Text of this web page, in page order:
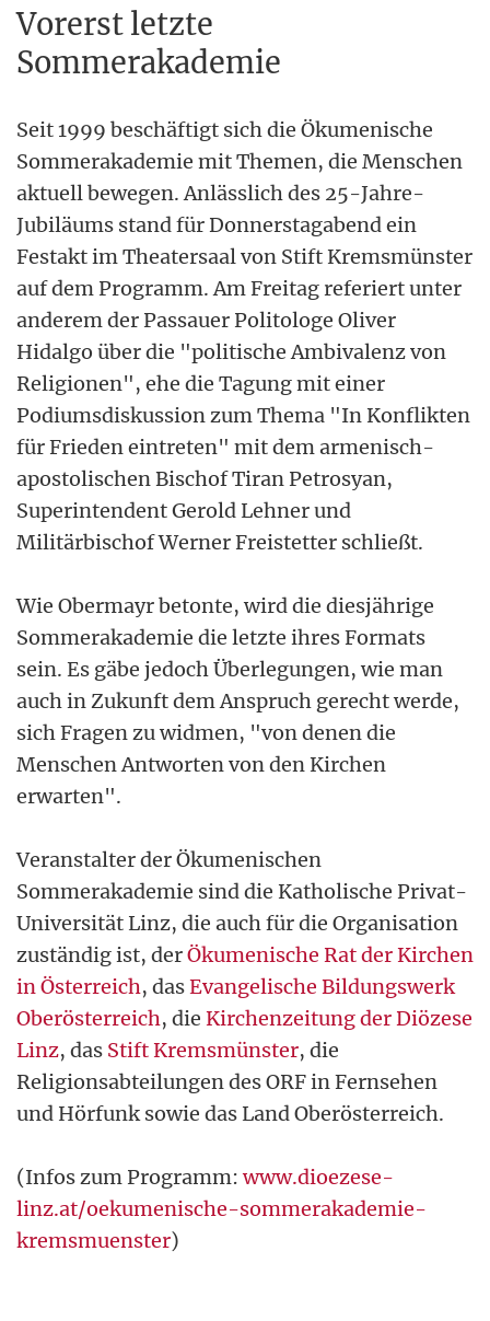
Vorerst letzte
Sommerakademie
Seit 1999 beschäftigt sich die Ökumenische
Sommerakademie mit Themen, die Menschen
aktuell bewegen. Anlässlich des 25-Jahre-
Jubiläums stand für Donnerstagabend ein
Festakt im Theatersaal von Stift Kremsmünster
auf dem Programm. Am Freitag referiert unter
anderem der Passauer Politologe Oliver
Hidalgo über die "politische Ambivalenz von
Religionen", ehe die Tagung mit einer
Podiumsdiskussion zum Thema "In Konflikten
für Frieden eintreten" mit dem armenisch-
apostolischen Bischof Tiran Petrosyan,
Superintendent Gerold Lehner und
Militärbischof Werner Freistetter schließt.
Wie Obermayr betonte, wird die diesjährige
Sommerakademie die letzte ihres Formats
sein. Es gäbe jedoch Überlegungen, wie man
auch in Zukunft dem Anspruch gerecht werde,
sich Fragen zu widmen, "von denen die
Menschen Antworten von den Kirchen
erwarten".
Veranstalter der Ökumenischen
Sommerakademie sind die Katholische Privat-
Universität Linz, die auch für die Organisation
zuständig ist, derÖkumenische Rat der Kirchen
in Österreich, dasEvangelische Bildungswerk
Oberösterreich, die Kirchenzeitung der Diözese
Linz, das Stift Kremsmünster, die
Religionsabteilungen des ORF in Fernsehen
und Hörfunk sowie das Land Oberösterreich.
(Infos zum Programm:www.dioezese-
linz.at/oekumenische-sommerakademie-
kremsmuenster)